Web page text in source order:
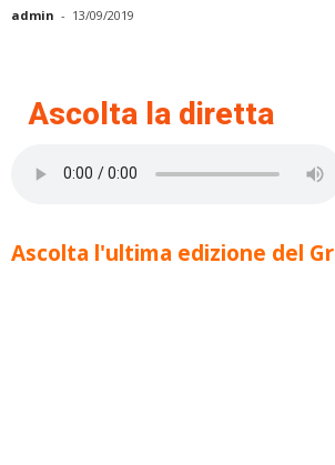
admin - 13/09/2019
Ascolta la diretta
Ascolta l'ultima edizione del Gr